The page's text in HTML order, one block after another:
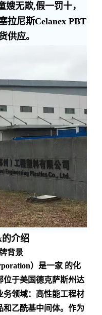
无欺,假一罚十，
拉尼斯Celanex PBT
供应。
的介绍
背景
）是一家 的化
位于美国德克萨斯州达
务领域：高性能工程材
和乙酰基中间体。作为